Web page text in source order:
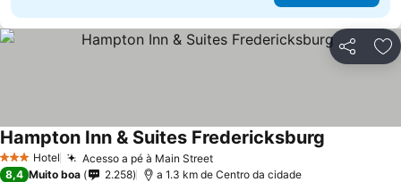
Partilhar
3 EstrelasHotel Acesso a pé à Main Street
Hampton Inn & Suites Fredericksburg
8,4 Muito boa 2.258 a 1.3 km de Centro da cidade